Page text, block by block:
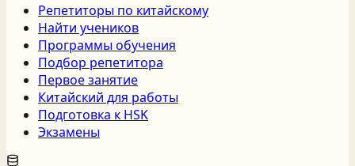
Репетиторы по китайскому
Найти учеников
Программы обучения
Подбор репетитора
Первое занятие
Китайский для работы
Подготовка к HSK
Экзамены